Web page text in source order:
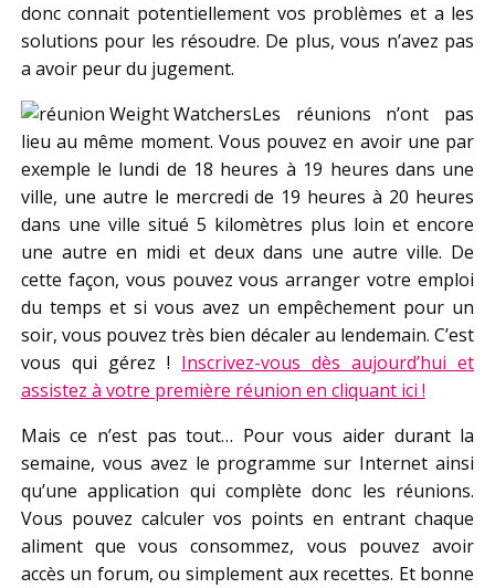
donc connait potentiellement vos problèmes et a les
solutions pour les résoudre. De plus, vous n’avez pas
a avoir peur du jugement.
Les réunions n’ont pas
lieu au même moment. Vous pouvez en avoir une par
exemple le lundi de 18 heures à 19 heures dans une
ville, une autre le mercredi de 19 heures à 20 heures
dans une ville situé 5 kilomètres plus loin et encore
une autre en midi et deux dans une autre ville. De
cette façon, vous pouvez vous arranger votre emploi
du temps et si vous avez un empêchement pour un
soir, vous pouvez très bien décaler au lendemain. C’est
vous qui gérez ! Inscrivez-vous dès aujourd’hui et
assistez à votre première réunion en cliquant ici !
Mais ce n’est pas tout… Pour vous aider durant la
semaine, vous avez le programme sur Internet ainsi
qu’une application qui complète donc les réunions.
Vous pouvez calculer vos points en entrant chaque
aliment que vous consommez, vous pouvez avoir
accès un forum, ou simplement aux recettes. Et bonne